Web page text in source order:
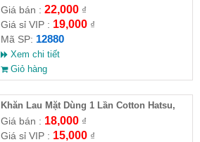
Giá bán : 22,000₫
Giá sỉ VIP : 19,000₫
Mã SP: 12880
Xem chi tiết
Giỏ hàng
Khăn Lau Mặt Dùng 1 Lần Cotton Hatsu,
Animerry
Giá bán : 18,000₫
Giá sỉ VIP : 15,000₫